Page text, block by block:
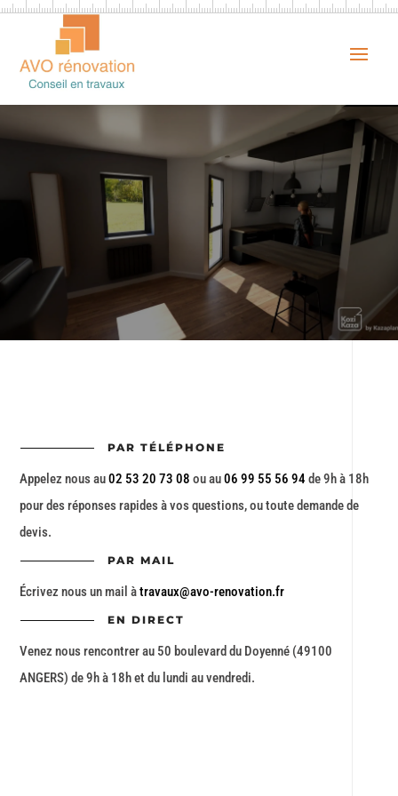
PAR TÉLÉPHONE
Appelez nous au02 53 20 73 08 ou au06 99 55 56 94 de 9h à 18h
pour des réponses rapides à vos questions, ou toute demande de
devis.
PAR MAIL
Écrivez nous un mail àtravaux@avo-renovation.fr
EN DIRECT
Venez nous rencontrer au 50 boulevard du Doyenné (49100
ANGERS) de 9h à 18h et du lundi au vendredi.